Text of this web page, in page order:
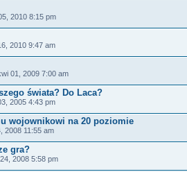
2010 8:15 pm
2010 9:47 am
01, 2009 7:00 am
świata? Do Laca?
2005 4:43 pm
wojownikowi na 20 poziomie
2008 11:55 am
gra?
2008 5:58 pm